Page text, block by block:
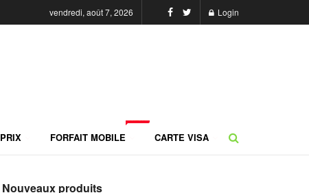
vendredi, août 7, 2026 Login
PRIX FORFAIT MOBILE CARTE VISA
Nouveaux produits